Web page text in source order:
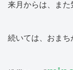
来月からは、また
続いては、おまち